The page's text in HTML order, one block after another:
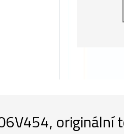
originální